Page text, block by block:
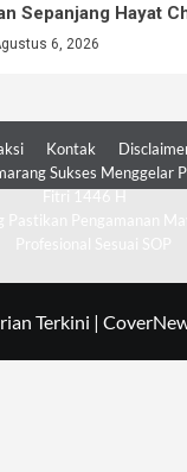
Sepanjang Hayat
6, 2026
Kontak
Sukses Menggelar
Terkini |